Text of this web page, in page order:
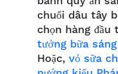
chuối dâu tây
chọn hàng đầu
tưởng bữa
Hoặc, vỏ sữa